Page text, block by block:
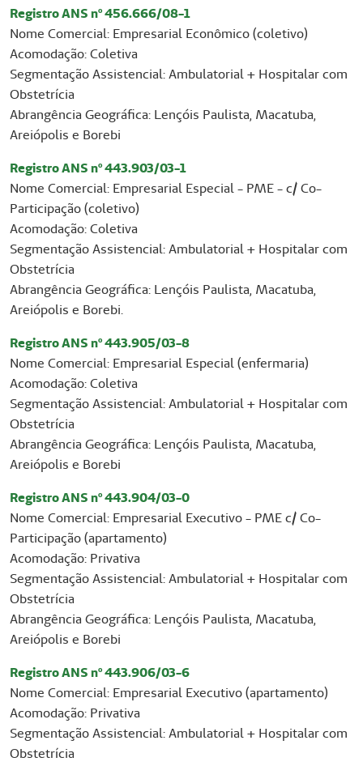
Registro ANS nº 456.666/08-1
Nome Comercial: Empresarial Econômico (coletivo)
Acomodação: Coletiva
Segmentação Assistencial: Ambulatorial + Hospitalar com
Obstetrícia
Abrangência Geográfica: Lençóis Paulista, Macatuba,
Areiópolis e Borebi
Registro ANS nº 443.903/03-1
Nome Comercial: Empresarial Especial - PME - c/ Co-
Participação (coletivo)
Acomodação: Coletiva
Segmentação Assistencial: Ambulatorial + Hospitalar com
Obstetrícia
Abrangência Geográfica: Lençóis Paulista, Macatuba,
Areiópolis e Borebi.
Registro ANS nº 443.905/03-8
Nome Comercial: Empresarial Especial (enfermaria)
Acomodação: Coletiva
Segmentação Assistencial: Ambulatorial + Hospitalar com
Obstetrícia
Abrangência Geográfica: Lençóis Paulista, Macatuba,
Areiópolis e Borebi
Registro ANS nº 443.904/03-0
Nome Comercial: Empresarial Executivo - PME c/ Co-
Participação (apartamento)
Acomodação: Privativa
Segmentação Assistencial: Ambulatorial + Hospitalar com
Obstetrícia
Abrangência Geográfica: Lençóis Paulista, Macatuba,
Areiópolis e Borebi
Registro ANS nº 443.906/03-6
Nome Comercial: Empresarial Executivo (apartamento)
Acomodação: Privativa
Segmentação Assistencial: Ambulatorial + Hospitalar com
Obstetrícia